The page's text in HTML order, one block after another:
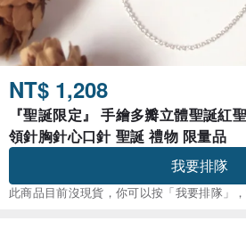
NT$ 1,208
『聖誕限定』 手繪多瓣立體聖誕紅
領針胸針心口針 聖誕 禮物 限量品
我要排隊
此商品目前沒現貨，你可以按「我要排隊」